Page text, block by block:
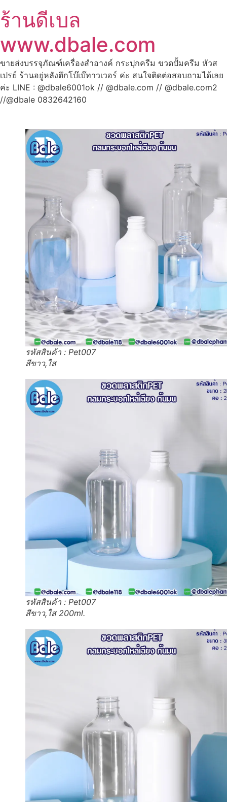
ร้านดีเบล
www.dbale.com
ขายส่งบรรจุภัณฑ์เครื่องสำอางค์ กระปุกครีม ขวดปั้มครีม หัวส
เปรย์ ร้านอยู่หลังตึกโบ๊เบ๊ทาวเวอร์ ค่ะ สนใจติดต่อสอบถามได้เลย
ค่ะ LINE : @dbale6001ok // @dbale.com // @dbale.com2
//@dbale 0832642160
รหัสสินค้า : Pet007
สีขาว,ใส
รหัสสินค้า : Pet007
สีขาว,ใส 200ml.